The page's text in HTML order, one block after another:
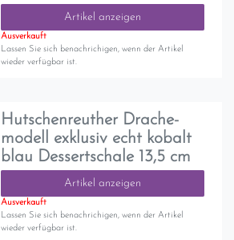
Artikel anzeigen
Ausverkauft
Lassen Sie sich benachrichigen, wenn der Artikel
wieder verfügbar ist.
Hutschenreuther Drache-
modell exklusiv echt kobalt
blau Dessertschale 13,5 cm
Artikel anzeigen
Ausverkauft
Lassen Sie sich benachrichigen, wenn der Artikel
wieder verfügbar ist.